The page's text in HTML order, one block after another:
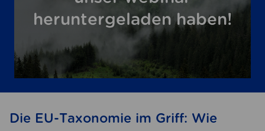
heruntergeladen haben!
Die EU-Taxonomie im Griff: Wie